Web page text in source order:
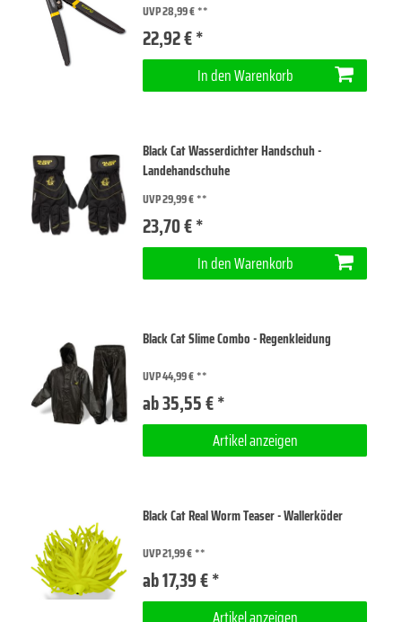
UVP 28,99 €
22,92 € *
In den Warenkorb
Black Cat Wasserdichter Handschuh -
Landehandschuhe
UVP 29,99 €
23,70 € *
In den Warenkorb
Black Cat Slime Combo - Regenkleidung
UVP 44,99 €
ab 35,55 € *
Artikel anzeigen
Black Cat Real Worm Teaser - Wallerköder
UVP 21,99 €
ab 17,39 € *